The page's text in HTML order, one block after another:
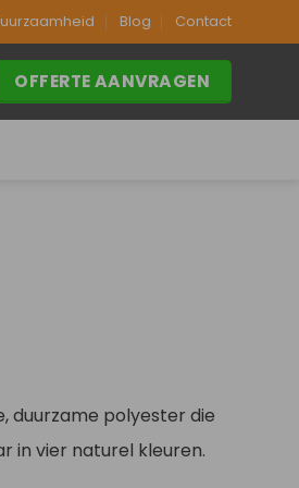
Blog Contact
OFFERTE AANVRAGEN
duurzame polyester die
in vier naturel kleuren.